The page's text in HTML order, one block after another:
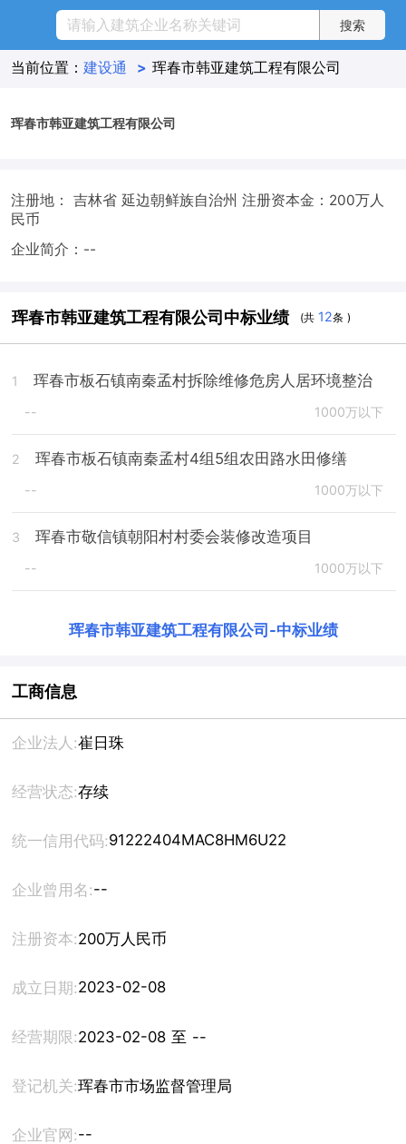
当前位置： 建设通 > 珲春市韩亚建筑工程有限公司
珲春市韩亚建筑工程有限公司
注册地： 吉林省 延边朝鲜族自治州 注册资本金：200万人
民币
企业简介：--
珲春市韩亚建筑工程有限公司中标业绩 (共 12条 )
1 珲春市板石镇南秦孟村拆除维修危房人居环境整治
-- 1000万以下
2 珲春市板石镇南秦孟村4组5组农田路水田修缮
-- 1000万以下
3 珲春市敬信镇朝阳村村委会装修改造项目
-- 1000万以下
珲春市韩亚建筑工程有限公司 -中标业绩
工商信息
企业法人:崔日珠
经营状态:存续
统一信用代码:91222404MAC8HM6U22
企业曾用名:--
注册资本:200万人民币
成立日期:2023-02-08
经营期限: 2023-02-08 至 --
登记机关:珲春市市场监督管理局
企业官网:--